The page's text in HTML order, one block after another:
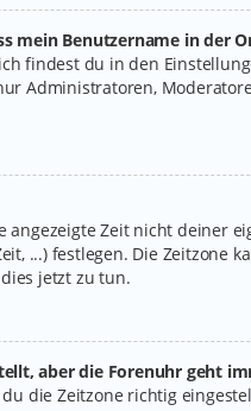
mein Benutzername in der
findest du in den
Administratoren,
Zeit nicht deiner
...) festlegen. Die
jetzt zu tun.
aber die Forenuhr geht
die Zeitzone richtig